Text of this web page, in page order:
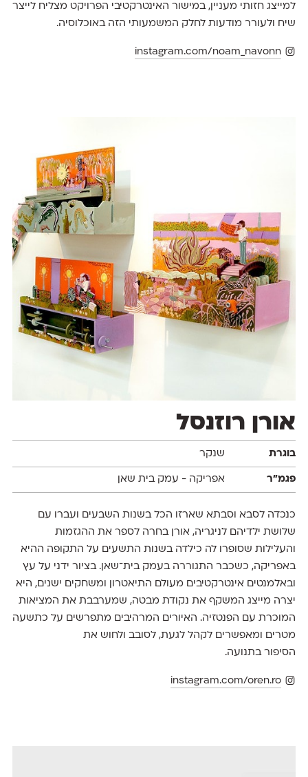
למייצג חזותי מעניין, במישור האינטרקטיבי הפרויקט מצליח לייצר
שיח ולעורר מודעות לחלק המשמעותי הזה באוכלוסיה.
instagram.com/noam_navonn
אורן רוזנסל
בוגרת שנקר
פגמ״ר אפריקה - עמק בית שאן
כנכדה לסבא וסבתא שארזו הכל בשנות השבעים ועברו עם
שלושת ילדיהם לניגריה, אורן בחרה לספר את ההגזמות
והעלילות שסופרו לה כילדה בשנות התשעים על התקופה ההיא
באפריקה, כשכבר התגוררה בעמק בית־שאן. בציור ידני על עץ
ובאלמנטים אינטרקטיבים מעולם התיאטרון ומשחקים ישנים, היא
יצרה מייצג המשקף את נקודת מבטה, שמערבבת את המציאות
המוכרת עם הפנטזיה. האיורים המרהיבים מתפרשים על כתשעה
מטרים ומאפשרים לקהל לגעת, לסובב ולחוש את
הסיפור בתנועה.
instagram.com/oren.ro